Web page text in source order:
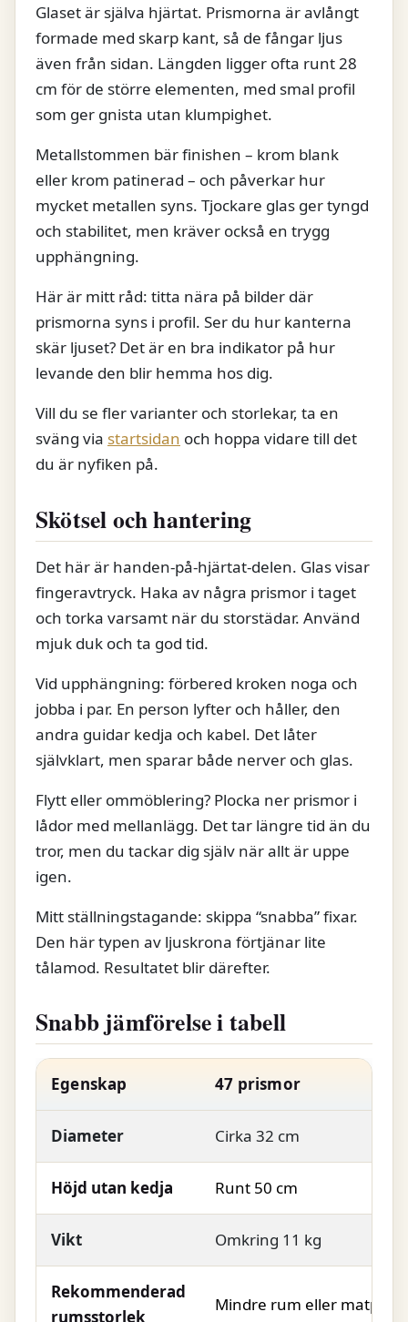
Glaset är själva hjärtat. Prismorna är avlångt
formade med skarp kant, så de fångar ljus
även från sidan. Längden ligger ofta runt 28
cm för de större elementen, med smal profil
som ger gnista utan klumpighet.
Metallstommen bär finishen – krom blank
eller krom patinerad – och påverkar hur
mycket metallen syns. Tjockare glas ger tyngd
och stabilitet, men kräver också en trygg
upphängning.
Här är mitt råd: titta nära på bilder där
prismorna syns i profil. Ser du hur kanterna
skär ljuset? Det är en bra indikator på hur
levande den blir hemma hos dig.
Vill du se fler varianter och storlekar, ta en
sväng via startsidan och hoppa vidare till det
du är nyfiken på.
Skötsel och hantering
Det här är handen-på-hjärtat-delen. Glas visar
fingeravtryck. Haka av några prismor i taget
och torka varsamt när du storstädar. Använd
mjuk duk och ta god tid.
Vid upphängning: förbered kroken noga och
jobba i par. En person lyfter och håller, den
andra guidar kedja och kabel. Det låter
självklart, men sparar både nerver och glas.
Flytt eller ommöblering? Plocka ner prismor i
lådor med mellanlägg. Det tar längre tid än du
tror, men du tackar dig själv när allt är uppe
igen.
Mitt ställningstagande: skippa “snabba” fixar.
Den här typen av ljuskrona förtjänar lite
tålamod. Resultatet blir därefter.
Snabb jämförelse i tabell
Egenskap 47 prismor
Diameter Cirka 32 cm
Höjd utan kedja Runt 50 cm
Vikt Omkring 11 kg
Rekommenderad
rumsstorlek
Mindre rum eller matplats